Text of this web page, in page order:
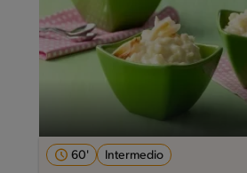
60' Intermedio